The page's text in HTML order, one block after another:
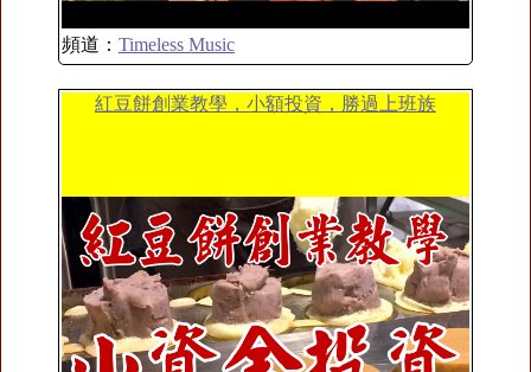
頻道： Timeless Music
紅豆餅創業教學，小額投資，勝過上班族